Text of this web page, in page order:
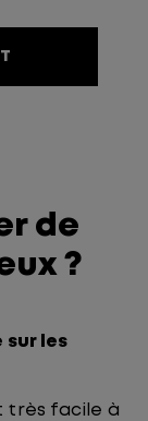
de
?
sur les
très facile à